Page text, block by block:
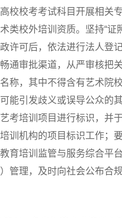
校校考考试科目开展相关
类校外培训资质。坚持“证
许可后，依法进行法人登
通审批渠道，从严审核把
称，其中不得含有艺术院
能引发歧义或误导公众的
考培训项目进行标识，并
训机构的项目标识工作；
育培训监管与服务综合平
管理，及时向社会公布合